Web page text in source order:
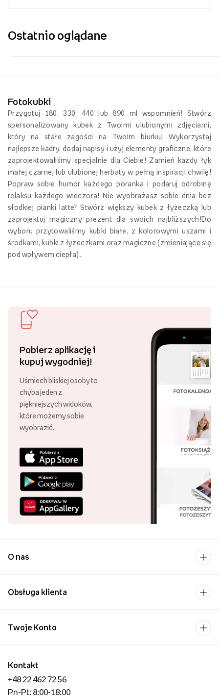
Ostatnio oglądane
Fotokubki
Przygotuj 180, 330, 440 lub 890 ml wspomnień! Stwórz
spersonalizowany kubek z Twoimi ulubionymi zdjęciami,
który na stałe zagości na Twoim biurku! Wykorzystaj
najlepsze kadry, dodaj napisy i użyj elementy graficzne, które
zaprojektowaliśmy specjalnie dla Ciebie! Zamień każdy łyk
małej czarnej lub ulubionej herbaty w pełną inspiracji chwilę!
Popraw sobie humor każdego poranka i podaruj odrobinę
relaksu każdego wieczora! Nie wyobrażasz sobie dnia bez
słodkiej pianki latte? Stwórz większy kubek z łyżeczką lub
zaprojektuj magiczny prezent dla swoich najbliższych!Do
wyboru przytowaliśmy kubki białe, z kolorowymi uszami i
środkami, kubki z łyżeczkami oraz magiczne (zmieniające się
pod wpływem ciepła).
Pobierz aplikację i
kupuj wygodniej!
Uśmiech bliskiej osoby to
chyba jeden z
piękniejszych widoków,
które możemy sobie
wyobrazić.
O nas
Obsługa klienta
Kontakt
+48 22 462 72 56
Pn-Pt: 8:00-18:00
Twoje Konto